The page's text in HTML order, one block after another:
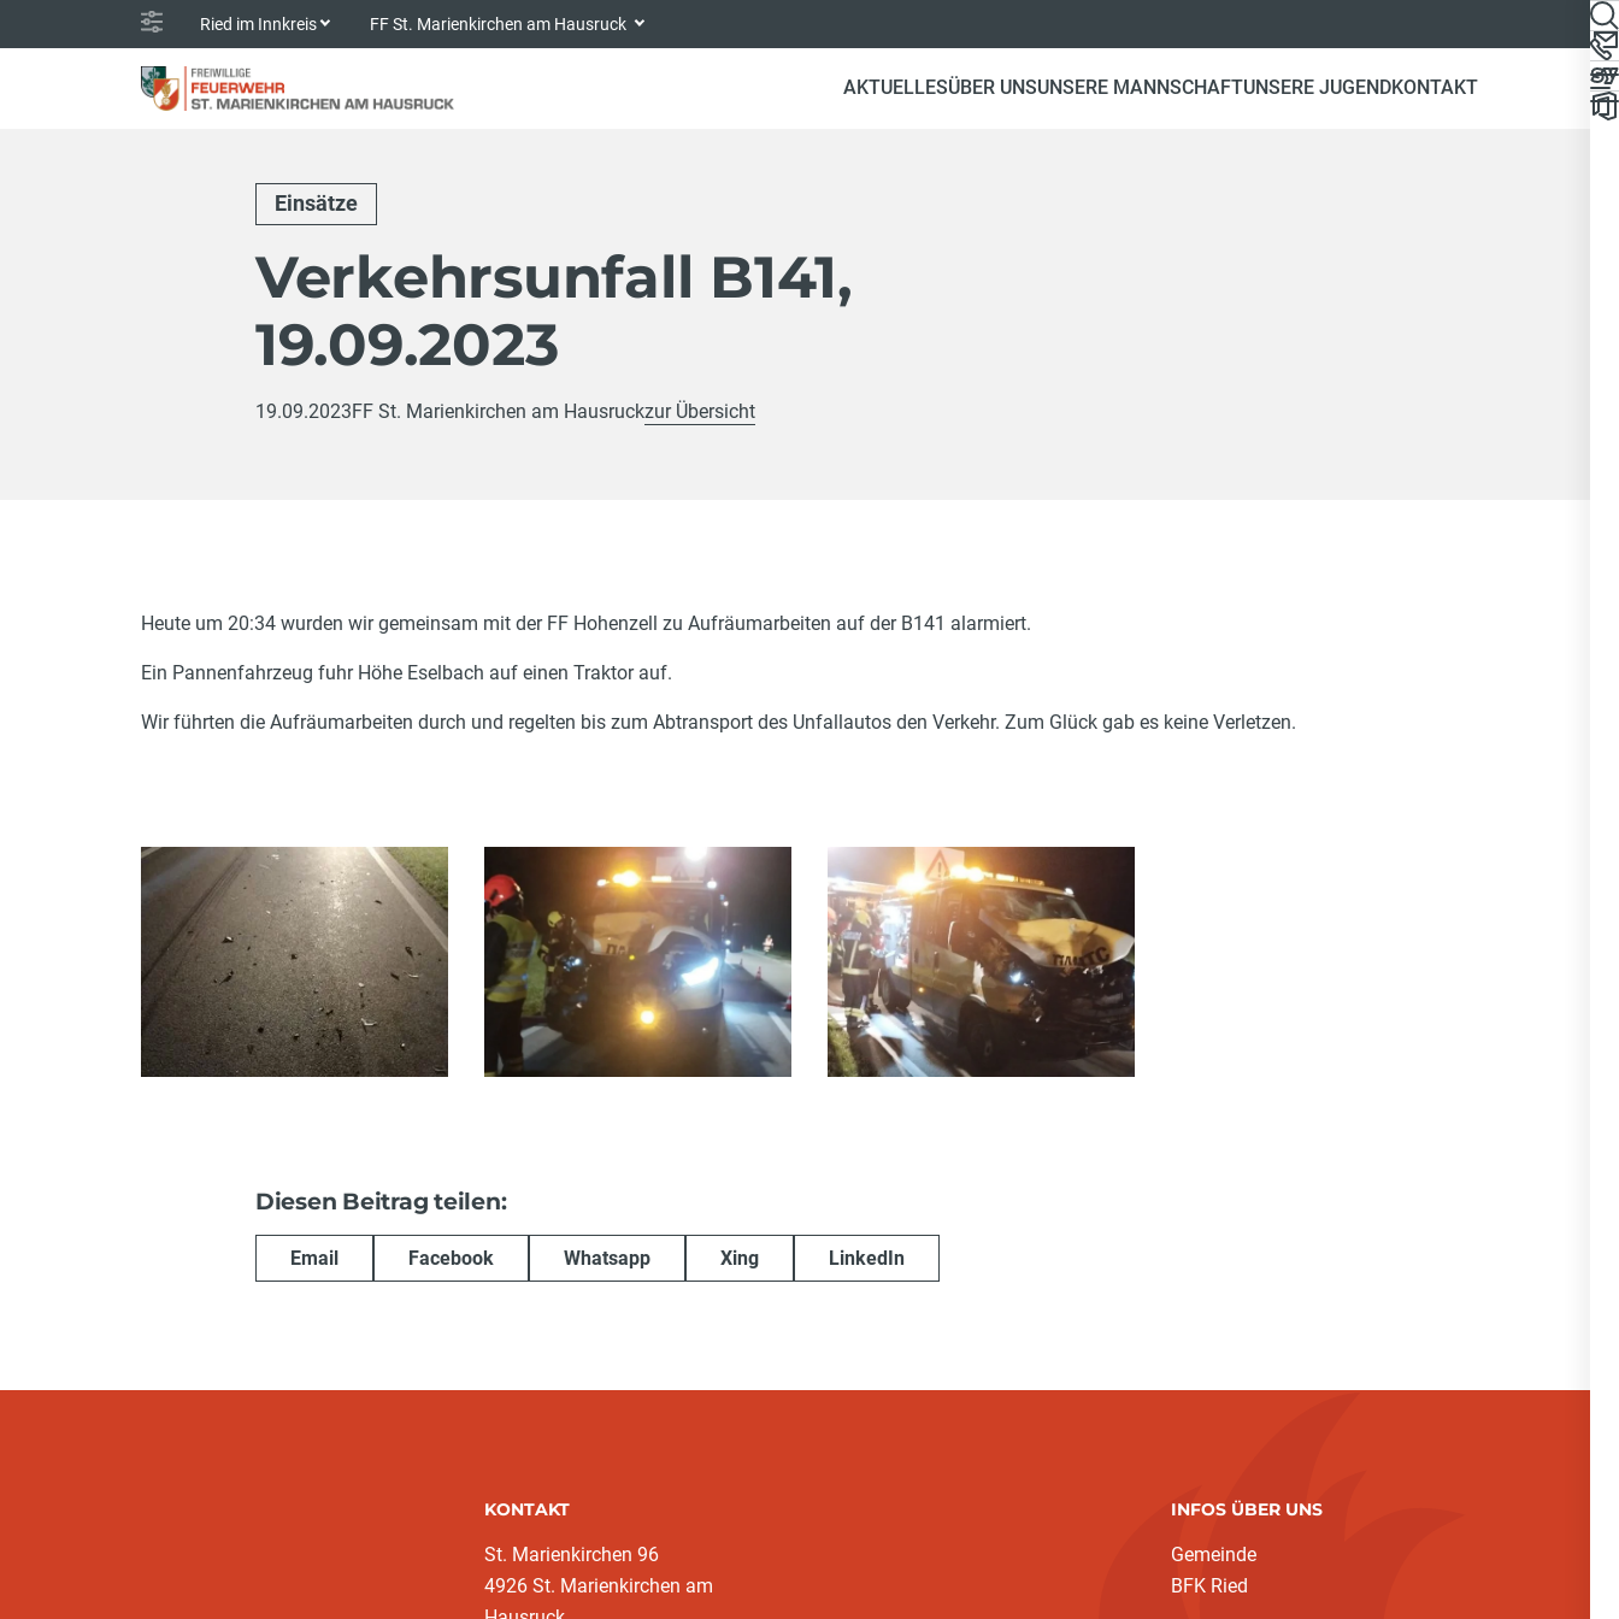
Ried im Innkreis FF St. Marienkirchen am Hausruck
AKTUELLESÜBER UNSUNSERE MANNSCHAFTUNSERE JUGENDKONTAKT
Einsätze
Verkehrsunfall B141,
19.09.2023
19.09.2023FF St. Marienkirchen am Hausruckzur Übersicht
Heute um 20:34 wurden wir gemeinsam mit der FF Hohenzell zu Aufräumarbeiten auf der B141 alarmiert.
Ein Pannenfahrzeug fuhr Höhe Eselbach auf einen Traktor auf.
Wir führten die Aufräumarbeiten durch und regelten bis zum Abtransport des Unfallautos den Verkehr. Zum Glück gab es keine Verletzen.
Diesen Beitrag teilen:
Email Facebook Whatsapp Xing LinkedIn
KONTAKT
St. Marienkirchen 96
4926 St. Marienkirchen am
INFOS ÜBER UNS
Gemeinde
BFK Ried